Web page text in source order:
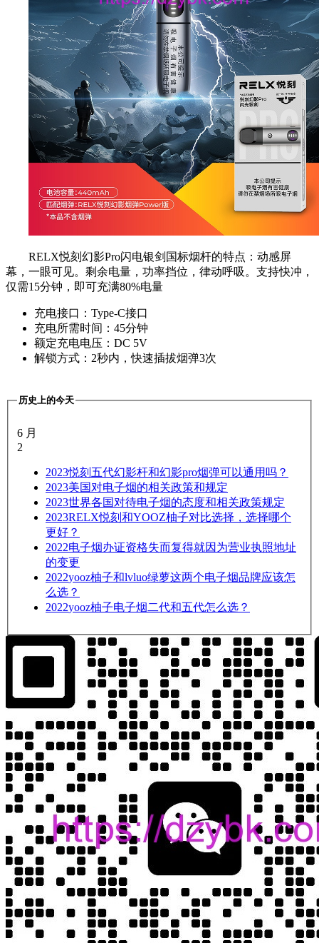
RELX悦刻幻影Pro闪电银剑国标烟杆的特点：动感屏
幕，一眼可见。剩余电量，功率挡位，律动呼吸。支持快冲，
仅需15分钟，即可充满80%电量
充电接口：Type-C接口
充电所需时间：45分钟
额定充电电压：DC 5V
解锁方式：2秒内，快速插拔烟弹3次
历史上的今天
6 月
2
2023悦刻五代幻影杆和幻影pro烟弹可以通用吗？
2023美国对电子烟的相关政策和规定
2023世界各国对待电子烟的态度和相关政策规定
2023RELX悦刻和YOOZ柚子对比选择，选择哪个
更好？
2022电子烟办证资格失而复得就因为营业执照地址
的变更
2022yooz柚子和lvluo绿萝这两个电子烟品牌应该怎
么选？
2022yooz柚子电子烟二代和五代怎么选？